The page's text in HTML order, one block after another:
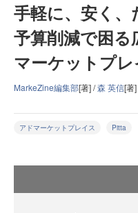
手軽に、安く、
予算削減で困る
マーケットプレ
MarkeZine編集部[著] /森 英信[著]
アドマーケットプレイス Pitta